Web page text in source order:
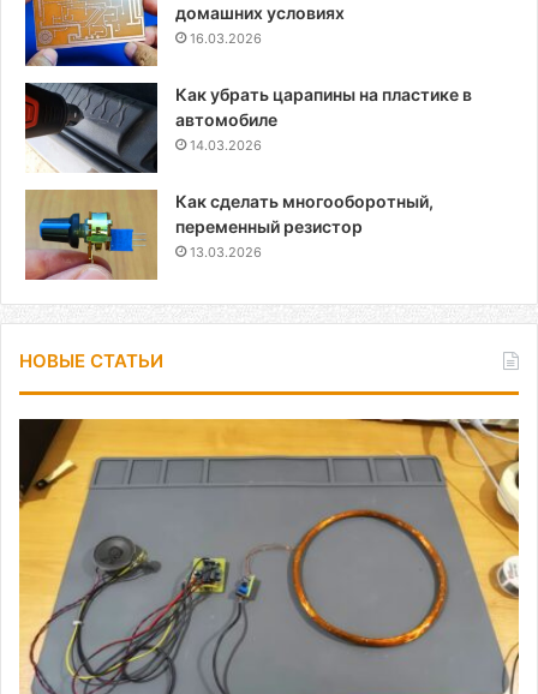
домашних условиях
16.03.2026
Как убрать царапины на пластике в
автомобиле
14.03.2026
Как сделать многооборотный,
переменный резистор
13.03.2026
НОВЫЕ СТАТЬИ